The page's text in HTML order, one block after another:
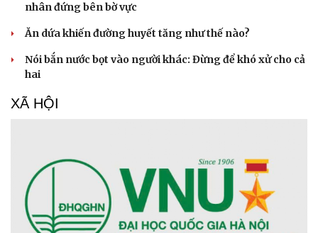
Thể thao
Lịch thi đấu bóng đá
nhân đứng bên bờ vực
Ăn dứa khiến đường huyết tăng như thế nào?
Nói bắn nước bọt vào người khác: Đừng để khó xử cho cả
hai
XÃ HỘI